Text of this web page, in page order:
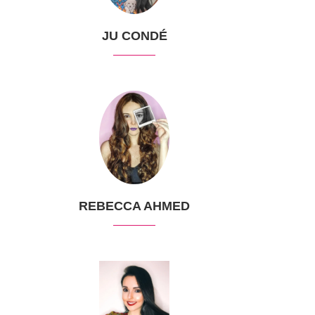
JU CONDÉ
REBECCA AHMED